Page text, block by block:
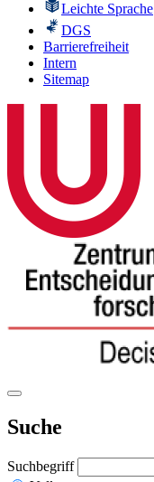
Leichte Sprache
DGS
Barrierefreiheit
Intern
Sitemap
Suche
Suchbegriff